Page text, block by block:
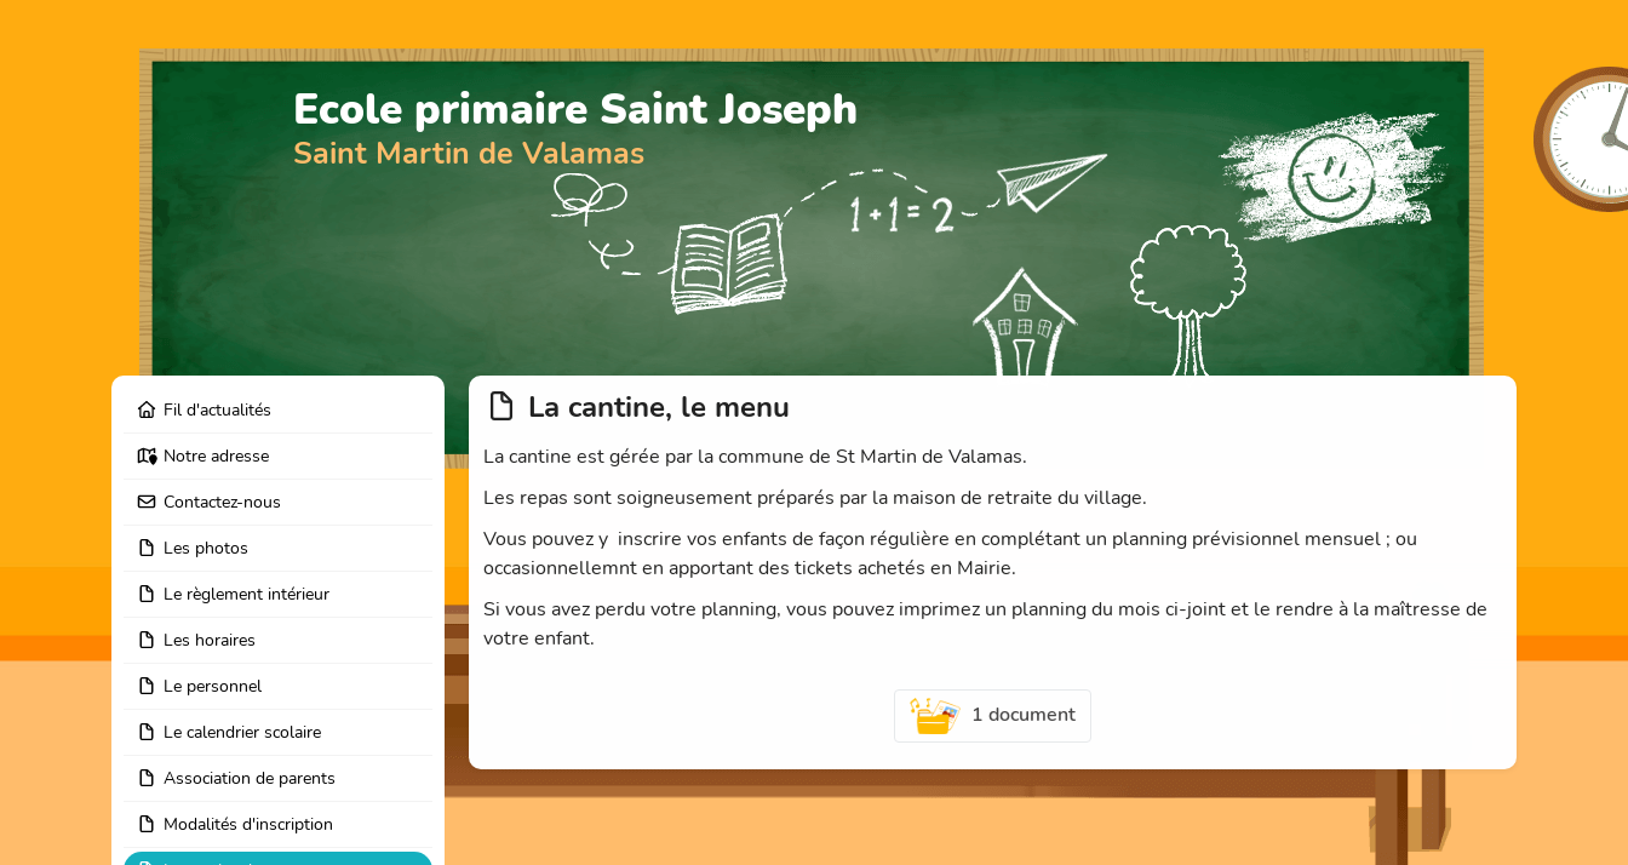
Ecole primaire Saint Joseph
Saint Martin de Valamas
Fil d'actualités
Notre adresse
Contactez-nous
Les photos
Le règlement intérieur
Les horaires
Le personnel
Le calendrier scolaire
Association de parents
Modalités d'inscription
La cantine, le menu
La cantine est gérée par la commune de St Martin de Valamas.
Les repas sont soigneusement préparés par la maison de retraite du village.
Vous pouvez y inscrire vos enfants de façon régulière en complétant un planning prévisionnel mensuel ; ou
occasionnellemnt en apportant des tickets achetés en Mairie.
Si vous avez perdu votre planning, vous pouvez imprimez un planning du mois ci-joint et le rendre à la maîtresse de
votre enfant.
1 document